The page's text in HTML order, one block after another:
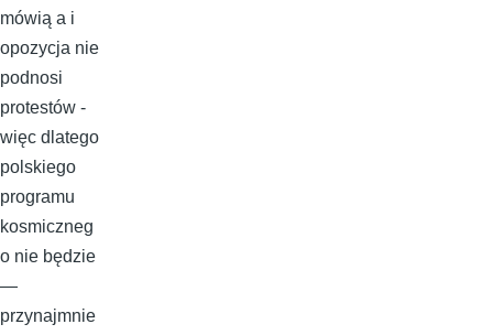
mówią a i
opozycja nie
podnosi
protestów -
więc dlatego
polskiego
programu
kosmiczneg
o nie będzie
—
przynajmnie